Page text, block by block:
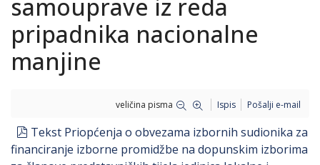
samouprave iz reda
pripadnika nacionalne
manjine
veličina pisma Ispis Pošalji e-mail
pdf
Tekst Priopćenja o obvezama izbornih sudionika za
financiranje izborne promidžbe na dopunskim izborima